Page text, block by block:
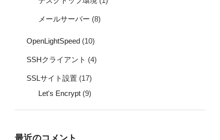
メールサーバー (8)
OpenLightSpeed (10)
SSHクライアント (4)
SSLサイト設置 (17)
Let's Encrypt (9)
最近のコメント